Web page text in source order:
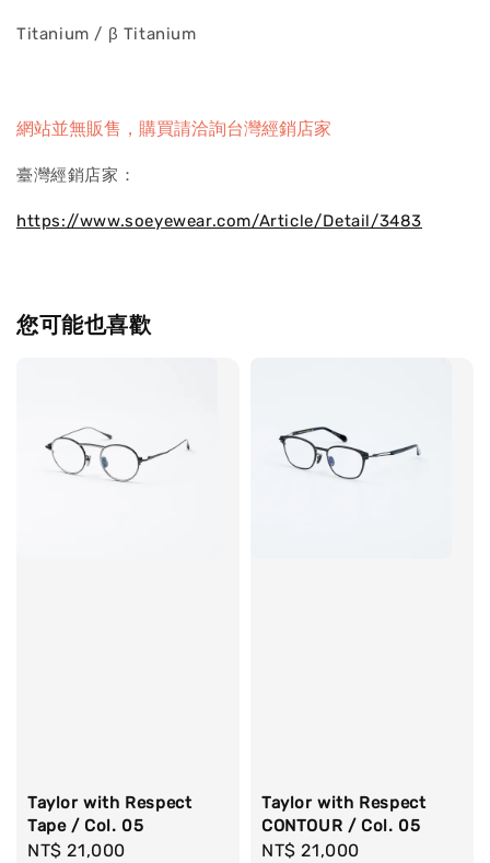
Titanium / β Titanium
網站並無販售，購買請洽詢台灣經銷店家
臺灣經銷店家：
https://www.soeyewear.com/Article/Detail/3483
您可能也喜歡
Taylor with Respect
Tape / Col. 05
Regular
NT$ 21,000
Taylor with Respect
CONTOUR / Col. 05
Regular
NT$ 21,000